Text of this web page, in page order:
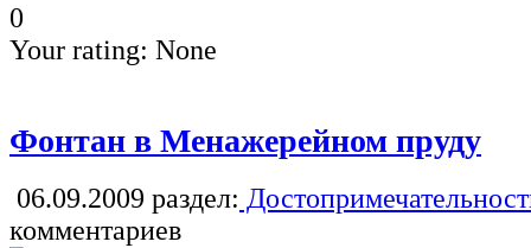
0
Your rating: None
Фонтан в Менажерейном пруду
06.09.2009 раздел:
комментариев